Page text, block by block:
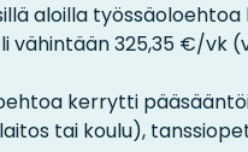
aloilla
vähintään 325,35 €/vk
kerrytti
tai koulu),